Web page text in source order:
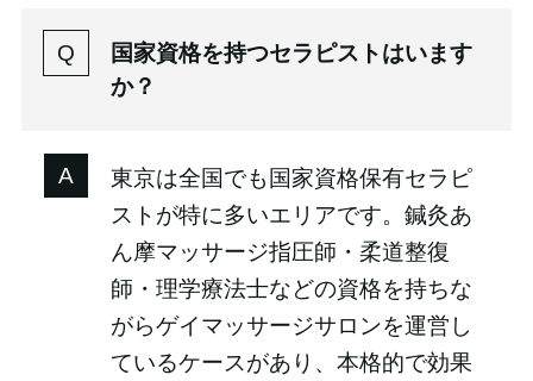
国家資格を持つセラピストはいます
か？
東京は全国でも国家資格保有セラピ
ストが特に多いエリアです。鍼灸あ
ん摩マッサージ指圧師・柔道整復
師・理学療法士などの資格を持ちな
がらゲイマッサージサロンを運営し
ているケースがあり、本格的で効果